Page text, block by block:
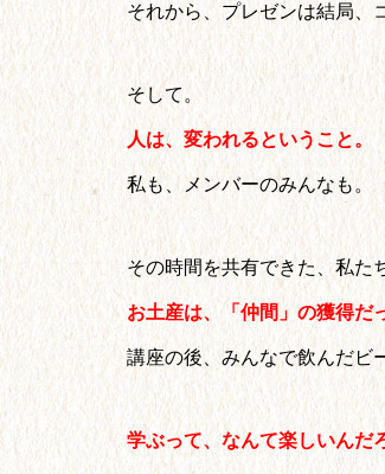
それから、プレゼンは結局、
そして。
人は、変われるということ。
私も、メンバーのみんなも。
その時間を共有できた、私た
お土産は、「仲間」の獲得だ
講座の後、みんなで飲んだビ
学ぶって、なんて楽しいんだ